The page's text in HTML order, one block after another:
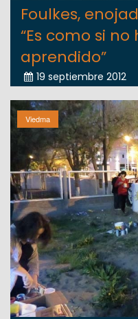
Foulkes,
“Es como si
aprendido”
19 septiembre 2012
Viedma